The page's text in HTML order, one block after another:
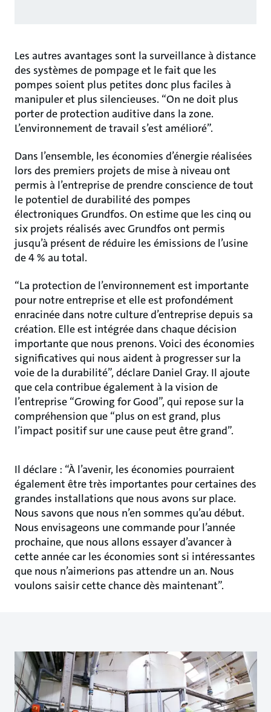
Les autres avantages sont la surveillance à distance
des systèmes de pompage et le fait que les
pompes soient plus petites donc plus faciles à
manipuler et plus silencieuses. “On ne doit plus
porter de protection auditive dans la zone.
L’environnement de travail s’est amélioré”.
Dans l’ensemble, les économies d’énergie réalisées
lors des premiers projets de mise à niveau ont
permis à l’entreprise de prendre conscience de tout
le potentiel de durabilité des pompes
électroniques Grundfos. On estime que les cinq ou
six projets réalisés avec Grundfos ont permis
jusqu’à présent de réduire les émissions de l’usine
de 4 % au total.
“La protection de l’environnement est importante
pour notre entreprise et elle est profondément
enracinée dans notre culture d’entreprise depuis sa
création. Elle est intégrée dans chaque décision
importante que nous prenons. Voici des économies
significatives qui nous aident à progresser sur la
voie de la durabilité”, déclare Daniel Gray. Il ajoute
que cela contribue également à la vision de
l’entreprise “Growing for Good”, qui repose sur la
compréhension que “plus on est grand, plus
l’impact positif sur une cause peut être grand”.
Il déclare : “À l’avenir, les économies pourraient
également être très importantes pour certaines des
grandes installations que nous avons sur place.
Nous savons que nous n’en sommes qu’au début.
Nous envisageons une commande pour l’année
prochaine, que nous allons essayer d’avancer à
cette année car les économies sont si intéressantes
que nous n’aimerions pas attendre un an. Nous
voulons saisir cette chance dès maintenant”.